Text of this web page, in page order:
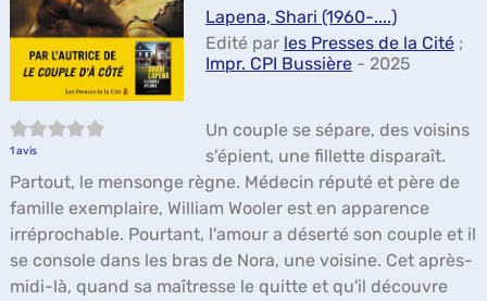
5/5
1 avis
Lapena, Shari (1960-....)
Edité par les Presses de la Cité ;
Impr. CPI Bussière - 2025
Un couple se sépare, des voisins
s'épient, une fillette disparaît.
Partout, le mensonge règne. Médecin réputé et père de
famille exemplaire, William Wooler est en apparence
irréprochable. Pourtant, l'amour a déserté son couple et il
se console dans les bras de Nora, une voisine. Cet après-
midi-là, quand sa maîtresse le quitte et qu'il découvre